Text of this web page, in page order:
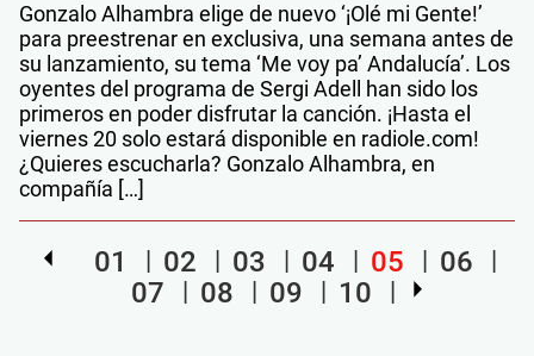
Gonzalo Alhambra elige de nuevo ‘¡Olé mi Gente!’
para preestrenar en exclusiva, una semana antes de
su lanzamiento, su tema ‘Me voy pa’ Andalucía’. Los
oyentes del programa de Sergi Adell han sido los
primeros en poder disfrutar la canción. ¡Hasta el
viernes 20 solo estará disponible en radiole.com!
¿Quieres escucharla? Gonzalo Alhambra, en
compañía […]
01 02 03 04 05
06
07
08 09 10